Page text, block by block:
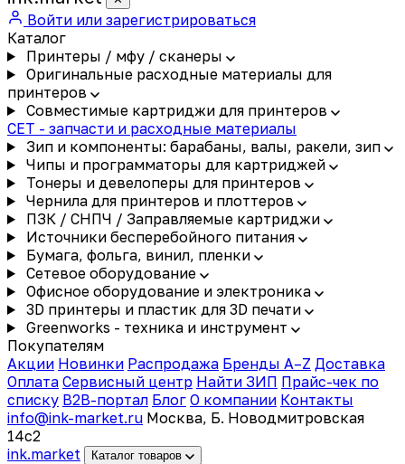
Войти или зарегистрироваться
Каталог
Принтеры / мфу / сканеры
Оригинальные расходные материалы для
принтеров
Совместимые картриджи для принтеров
CET - запчасти и расходные материалы
Зип и компоненты: барабаны, валы, ракели, зип
Чипы и программаторы для картриджей
Тонеры и девелоперы для принтеров
Чернила для принтеров и плоттеров
ПЗК / СНПЧ / Заправляемые картриджи
Источники бесперебойного питания
Бумага, фольга, винил, пленки
Сетевое оборудование
Офисное оборудование и электроника
3D принтеры и пластик для 3D печати
Greenworks - техника и инструмент
Покупателям
Акции Новинки Распродажа Бренды A–Z Доставка
Оплата Сервисный центр Найти ЗИП Прайс-чек по
списку B2B-портал Блог О компании Контакты
info@ink-market.ru Москва, Б. Новодмитровская
14с2
ink.market Каталог товаров